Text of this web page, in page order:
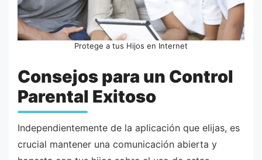
Protege a tus Hijos en Internet
Consejos para un Control
Parental Exitoso
Independientemente de la aplicación que elijas, es
crucial mantener una comunicación abierta y